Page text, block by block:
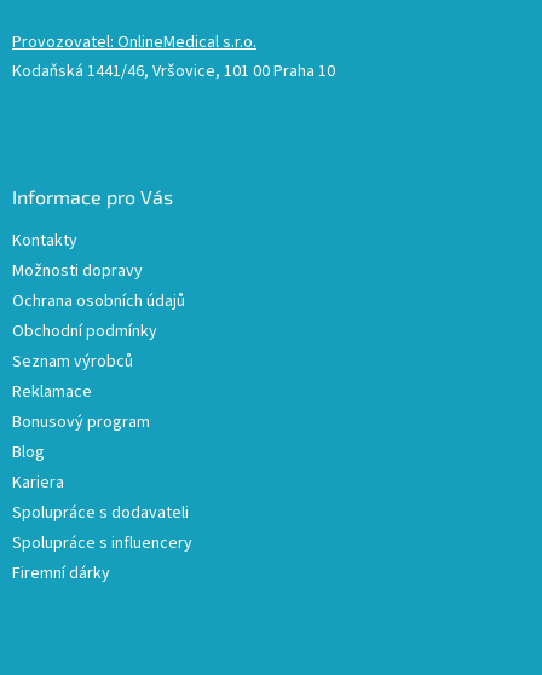
Provozovatel: OnlineMedical s.r.o.
Kodaňská 1441/46, Vršovice, 101 00 Praha 10
Informace pro Vás
Kontakty
Možnosti dopravy
Ochrana osobních údajů
Obchodní podmínky
Seznam výrobců
Reklamace
Bonusový program
Blog
Kariera
Spolupráce s dodavateli
Spolupráce s influencery
Firemní dárky